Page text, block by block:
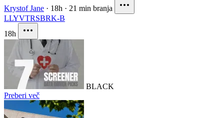
Krystof Jane · 18h · 21 min branja
LLYVTRSBRK-B
18h
BLACK
Preberi več